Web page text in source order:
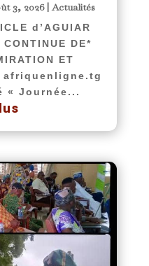
3, 2026|Actualités
d’AGUIAR
DE*
ET
afriquenligne.tg
« Journée...